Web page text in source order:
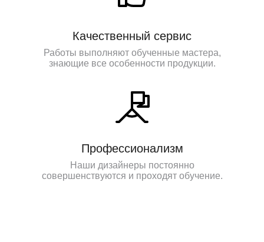
Качественный сервис
Работы выполняют обученные мастера,
знающие все особенности продукции.
Профессионализм
Наши дизайнеры постоянно
совершенствуются и проходят обучение.